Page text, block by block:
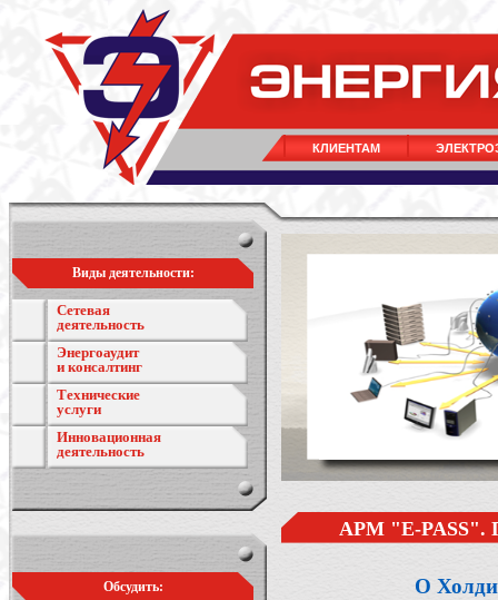
КЛИЕНТАМ
Виды деятельности:
Сетевая
деятельность
Энергоаудит
и консалтинг
Технические
услуги
Инновационная
деятельность
Обсудить:
АРМ "E-
О